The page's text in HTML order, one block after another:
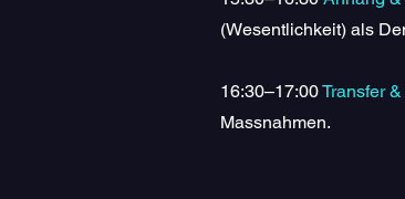
(Wesentlichkeit) als
16:30–17:00Transfer
Massnahmen.